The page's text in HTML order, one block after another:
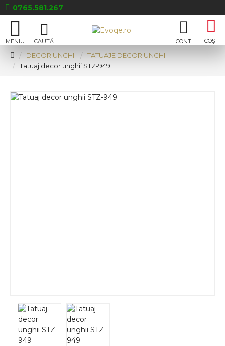
0765.581.267
DECOR UNGHII
TATUAJE DECOR UNGHII
Tatuaj decor unghii STZ-949